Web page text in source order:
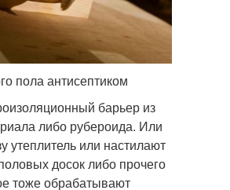
пола антисептиком
барьер из
либо рубероида. Или
утеплитель или настилают
досок либо прочего
тоже обрабатывают